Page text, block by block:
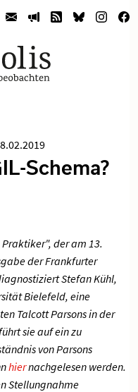
Schema?
der am 13.
der Frankfurter
Stefan Kühl,
Bielefeld, eine
Talcott Parsons in der
sie auf ein zu
von Parsons
hiernachgelesen werden.
Stellungnahme